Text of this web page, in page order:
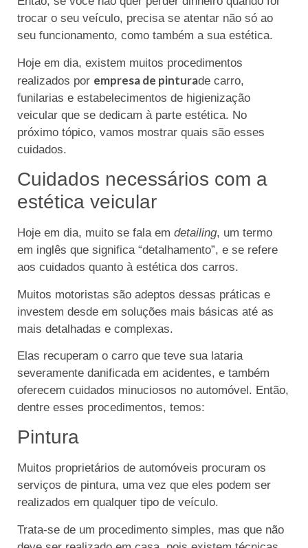
trocar o seu veículo, precisa se atentar não só ao
seu funcionamento, como também a sua estética.
Hoje em dia, existem muitos procedimentos
realizados por empresa de pinturade carro,
funilarias e estabelecimentos de higienização
veicular que se dedicam à parte estética. No
próximo tópico, vamos mostrar quais são esses
cuidados.
Cuidados necessários com a
estética veicular
Hoje em dia, muito se fala em detailing, um termo
em inglês que significa “detalhamento”, e se refere
aos cuidados quanto à estética dos carros.
Muitos motoristas são adeptos dessas práticas e
investem desde em soluções mais básicas até as
mais detalhadas e complexas.
Elas recuperam o carro que teve sua lataria
severamente danificada em acidentes, e também
oferecem cuidados minuciosos no automóvel. Então,
dentre esses procedimentos, temos:
Pintura
Muitos proprietários de automóveis procuram os
serviços de pintura, uma vez que eles podem ser
realizados em qualquer tipo de veículo.
Trata-se de um procedimento simples, mas que não